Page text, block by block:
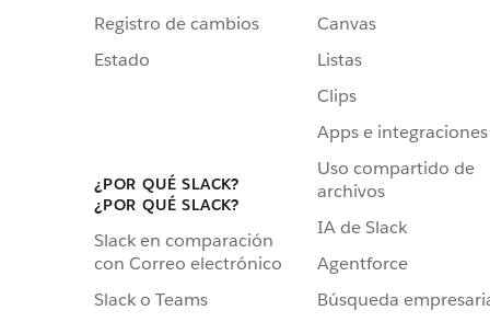
Registro de cambios
Estado
¿POR QUÉ SLACK?
¿POR QUÉ SLACK?
Slack en comparación
con Correo electrónico
Slack o Teams
Canvas
Listas
Clips
Apps e integraciones
Uso compartido de
archivos
IA de Slack
Agentforce
Búsqueda